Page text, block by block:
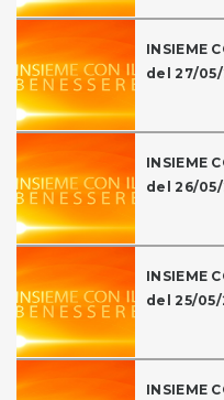
INSIEME
del 27/
INSIEME
del 26/
INSIEME
del 25/
INSIEME